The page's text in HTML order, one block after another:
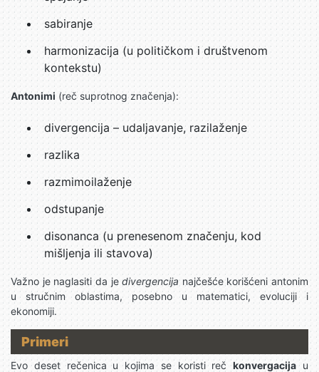
sabiranje
harmonizacija (u političkom i društvenom
kontekstu)
Antonimi (reč suprotnog značenja):
divergencija – udaljavanje, razilaženje
razlika
razmimoilaženje
odstupanje
disonanca (u prenesenom značenju, kod
mišljenja ili stavova)
Važno je naglasiti da jedivergencijanajčešće korišćeni antonim
u stručnim oblastima, posebno u matematici, evoluciji i
ekonomiji.
Primeri
Evo deset rečenica u kojima se koristi rečkonvergacija u